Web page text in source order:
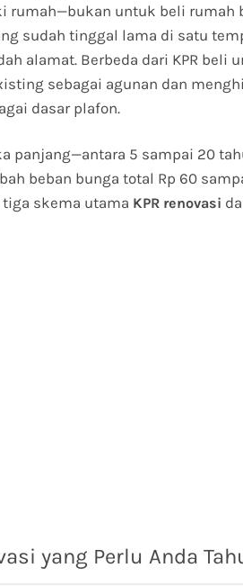
rumah—bukan untuk beli rumah
sudah tinggal lama di satu
alamat. Berbeda dari KPR beli
sebagai agunan dan
dasar plafon.
panjang—antara 5 sampai 20
beban bunga total Rp 60
skema utama KPR renovasi
yang Perlu Anda